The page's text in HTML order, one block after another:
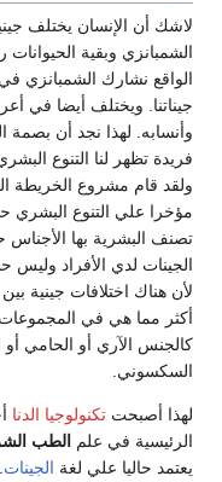
لاشك أن الإنسان يختلف
الشمبانزي وبقية الحيوانات
جيناتنا. ويختلف أيضا في
وأنسابه. لهذا نجد أن بصمة
فريدة تظهر لنا التنوع
ولقد قام مشروع الخريطة
مؤخرا علي التنوع
تصنف البشرية بها
الجينات لدي الأفراد وليس
لأن هناك اختلافات جينية بين
أكثر مما هي في المجموعات
كالجنس الآري أو الحامي أو
السكسوني.
لهذا أصبحت تكنولوجيا الدنا
الرئيسية في علم
الطب
يعتمد حاليا علي لغة الجينات